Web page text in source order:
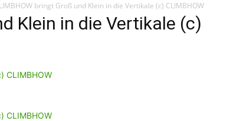
bringt Groß und Klein in die Vertikale (c) CLIMBHOW
Klein in die Vertikale (c)